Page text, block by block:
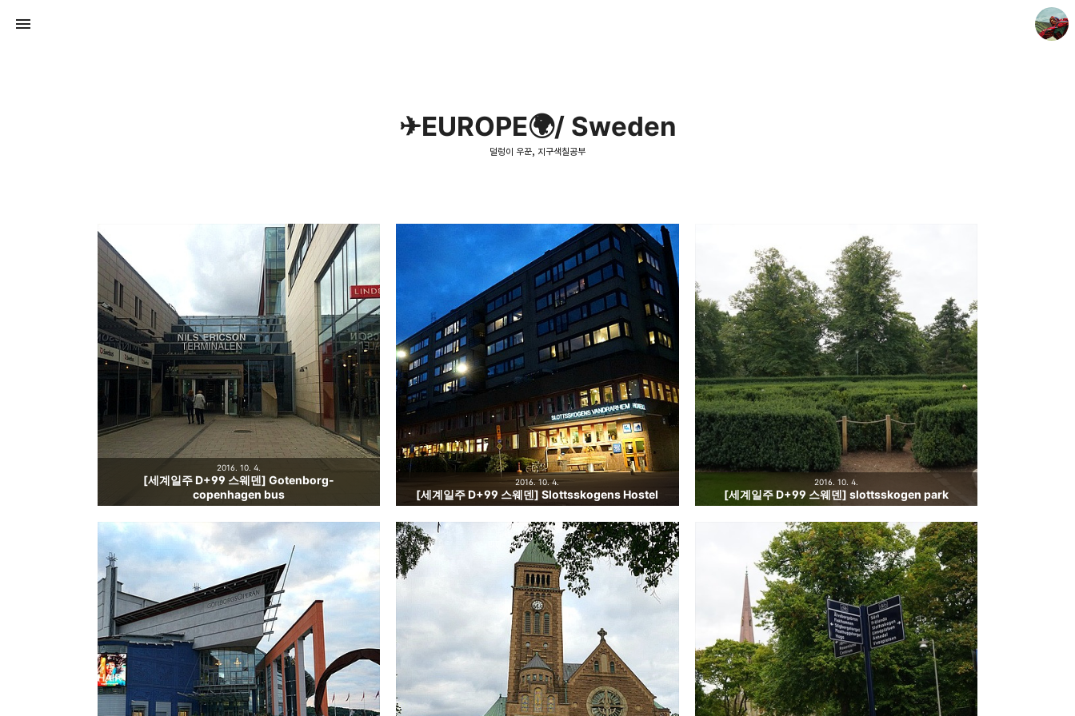
✈EUROPE🌍/ Sweden
덜렁이 우꾼, 지구색칠공부
[세계일주 D+99 스웨덴] Gotenborg-
copenhagen bus
2016. 10. 4.
[세계일주 D+99 스웨덴] Slottsskogens Hostel
2016. 10. 4.
[세계일주 D+99 스웨덴] slottsskogen park
2016. 10. 4.